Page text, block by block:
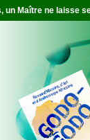
un Maître ne laisse